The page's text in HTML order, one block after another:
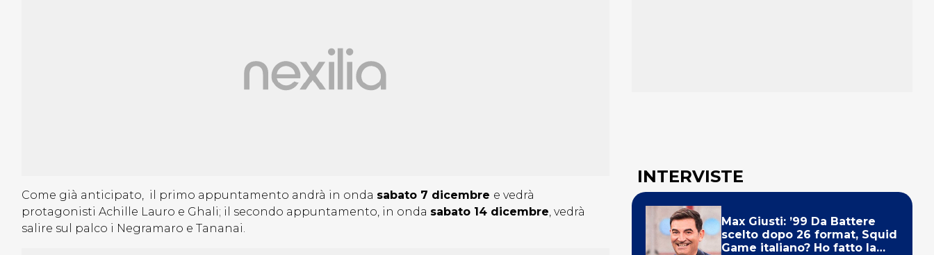
Come già anticipato, il primo appuntamento andrà in onda sabato 7 dicembre e vedrà
protagonisti Achille Lauro e Ghali; il secondo appuntamento, in onda sabato 14 dicembre, vedrà
salire sul palco i Negramaro e Tananai.
INTERVISTE
Max Giusti: ’99 Da Battere
scelto dopo 26 format, Squid
Game italiano? Ho fatto la